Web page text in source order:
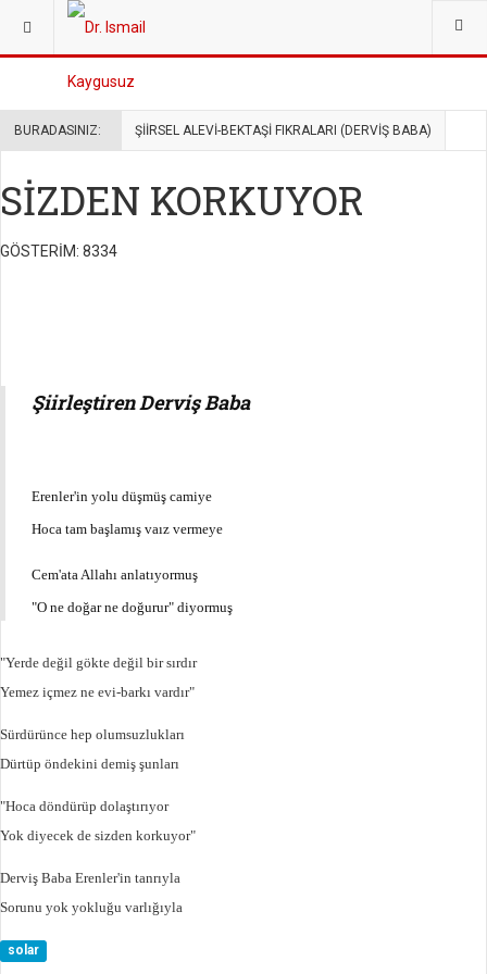
Oku, bilgilen, fikir
BURADASINIZ: ŞIIRSEL ALEVI-BEKTAŞI FIKRALARI (DERVIŞ BABA)
SİZDEN KORKUYOR
GÖSTERIM: 8334
Şiirleştiren Derviş Baba
Erenler'in yolu düşmüş camiye
Hoca tam başlamış vaız vermeye
Cem'ata Allahı anlatıyormuş
"O ne doğar ne doğurur" diyormuş
"Yerde değil gökte değil bir sırdır
Yemez içmez ne evi-barkı vardır"
Sürdürünce hep olumsuzlukları
Dürtüp öndekini demiş şunları
"Hoca döndürüp dolaştırıyor
Yok diyecek de sizden korkuyor"
Derviş Baba Erenler'in tanrıyla
Sorunu yok yokluğu varlığıyla
solar